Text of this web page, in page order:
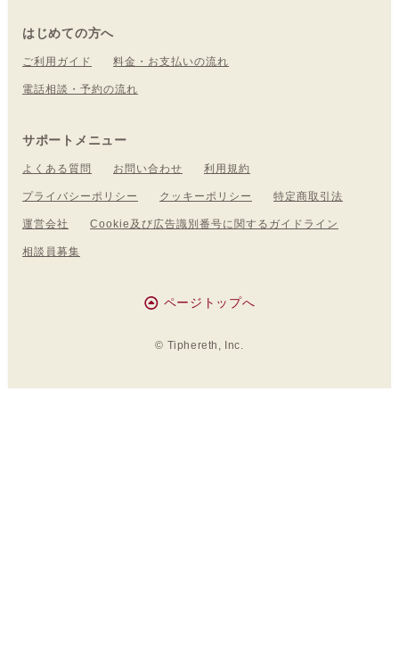
はじめての方へ
ご利用ガイド 料金・お支払いの流れ
電話相談・予約の流れ
サポートメニュー
よくある質問 お問い合わせ 利用規約
プライバシーポリシー クッキーポリシー 特定商取引法
運営会社 Cookie及び広告識別番号に関するガイドライン
相談員募集
ページトップへ
© Tiphereth, Inc.